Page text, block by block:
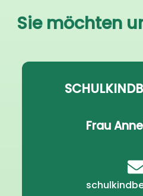
Sie möchten
Frau